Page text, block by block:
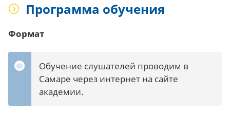
Программа обучения
Формат
Обучение слушателей проводим в
Самаре через интернет на сайте
академии.